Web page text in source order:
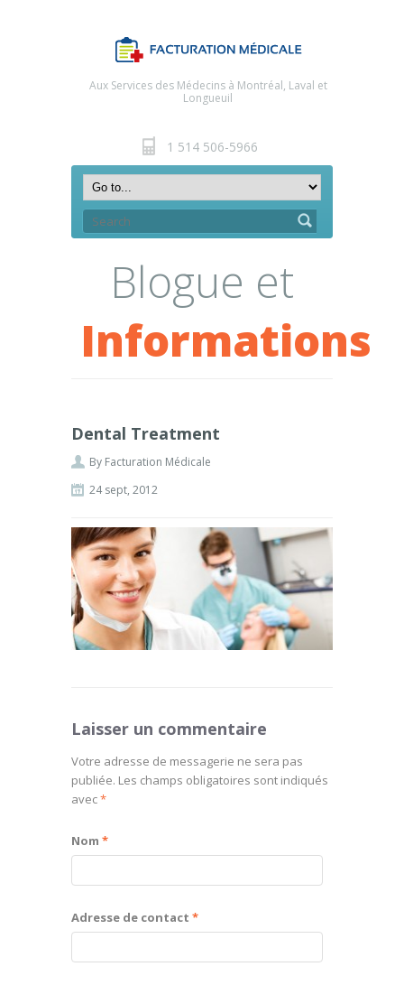
Aux Services des Médecins à Montréal, Laval et
Longueuil
1 514 506-5966
Blogue et
Informations
Dental Treatment
By Facturation Médicale
24 sept, 2012
Laisser un commentaire
Votre adresse de messagerie ne sera pas
publiée. Les champs obligatoires sont indiqués
avec*
Nom *
Adresse de contact *